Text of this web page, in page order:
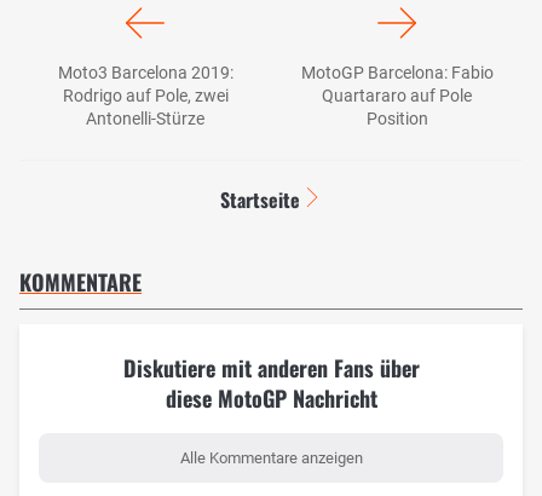
Moto3 Barcelona 2019:
Rodrigo auf Pole, zwei
Antonelli-Stürze
MotoGP Barcelona: Fabio
Quartararo auf Pole
Position
Startseite
KOMMENTARE
Diskutiere mit anderen Fans über
diese MotoGP Nachricht
Alle Kommentare anzeigen